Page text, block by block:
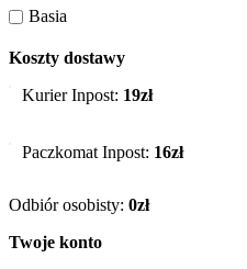
Basia
Koszty dostawy
Kurier Inpost: 19zł
Paczkomat Inpost: 16zł
Odbiór osobisty: 0zł
Twoje konto